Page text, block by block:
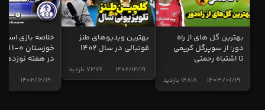
بهترین گل های از راه
دور؛ از سوپرگل کریمی
تا اشتباه رحمتی
14818 بازدید 1403/01/19
بهترین ویدیوهای طنز
فوتبالی در سال 1402
7376 بازدید 1402/12/19
خلاصه بازی
در هفته نوزدهم
1402/12/19